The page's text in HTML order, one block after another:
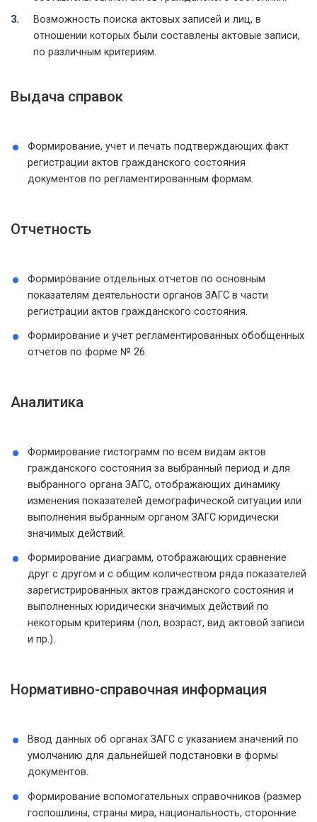
Возможность поиска актовых записей и лиц, в
отношении которых были составлены актовые записи,
по различным критериям.
Выдача справок
Формирование, учет и печать подтверждающих факт
регистрации актов гражданского состояния
документов по регламентированным формам.
Отчетность
Формирование отдельных отчетов по основным
показателям деятельности органов ЗАГС в части
регистрации актов гражданского состояния.
Формирование и учет регламентированных обобщенных
отчетов по форме № 26.
Аналитика
Формирование гистограмм по всем видам актов
гражданского состояния за выбранный период и для
выбранного органа ЗАГС, отображающих динамику
изменения показателей демографической ситуации или
выполнения выбранным органом ЗАГС юридически
значимых действий.
Формирование диаграмм, отображающих сравнение
друг с другом и с общим количеством ряда показателей
зарегистрированных актов гражданского состояния и
выполненных юридически значимых действий по
некоторым критериям (пол, возраст, вид актовой записи
и пр.).
Нормативно-справочная информация
Ввод данных об органах ЗАГС с указанием значений по
умолчанию для дальнейшей подстановки в формы
документов.
Формирование вспомогательных справочников (размер
госпошлины, страны мира, национальность, сторонние